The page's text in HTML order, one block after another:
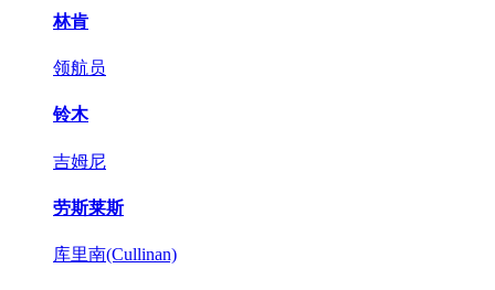
林肯
领航员
铃木
吉姆尼
劳斯莱斯
库里南(Cullinan)